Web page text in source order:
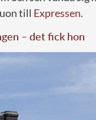
till Expressen.
– det fick hon